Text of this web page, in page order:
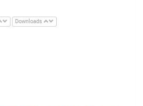
Downloads